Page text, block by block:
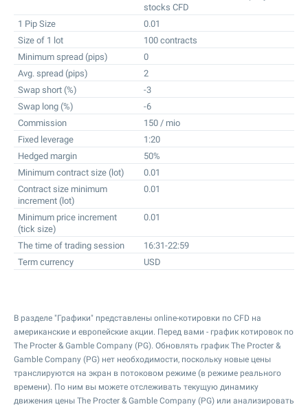
stocks CFD
1 Pip Size
0.01
Size of 1 lot
100 contracts
Minimum spread (pips)
0
Avg. spread (pips)
2
Swap short (%)
-3
Swap long (%)
-6
Commission
150 / mio
Fixed leverage
1:20
Hedged margin
50%
Minimum contract size (lot)
0.01
Contract size minimum
increment (lot)
0.01
Minimum price increment
(tick size)
0.01
The time of trading session
16:31-22:59
Term currency
USD
В разделе "Графики" представлены online-котировки по CFD на
американские и европейские акции. Перед вами - график котировок по
The Procter & Gamble Company (PG). Обновлять график The Procter &
Gamble Company (PG) нет необходимости, поскольку новые цены
транслируются на экран в потоковом режиме (в режиме реального
времени). По ним вы можете отслеживать текущую динамику
движения цены The Procter & Gamble Company (PG) или анализировать